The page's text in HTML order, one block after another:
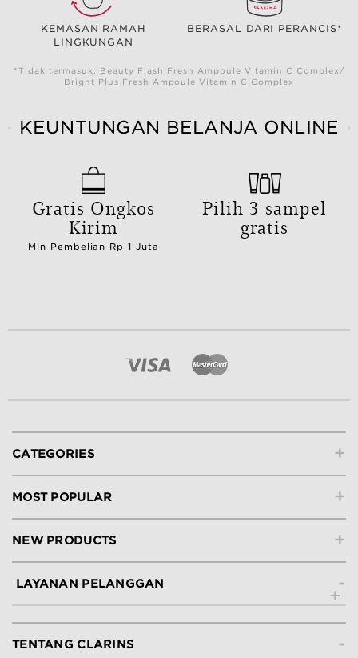
KEMASAN RAMAH
LINGKUNGAN
BERASAL DARI PERANCIS*
*Tidak termasuk: Beauty Flash Fresh Ampoule Vitamin C Complex/
Bright Plus Fresh Ampoule Vitamin C Complex
KEUNTUNGAN BELANJA ONLINE
Gratis Ongkos
Kirim
Min Pembelian Rp 1 Juta
Pilih 3 sampel
gratis
+
CATEGORIES
+
MOST POPULAR
+
NEW PRODUCTS
-
LAYANAN PELANGGAN
Lacak Pesanan -
TENTANG CLARINS